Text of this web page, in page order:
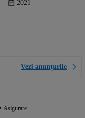
2021
Vezi anunțurile
Asigurare